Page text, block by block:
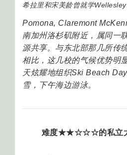
希拉里和宋美龄曾就学
Pomona, Claremont
南加州洛杉矶附近，属同一
源共享。与东北部那几所传
相比，这几校的气候优势明
天炫耀地组织Ski Beach
雪，下午海边游泳。
难度★★☆☆☆的私立大